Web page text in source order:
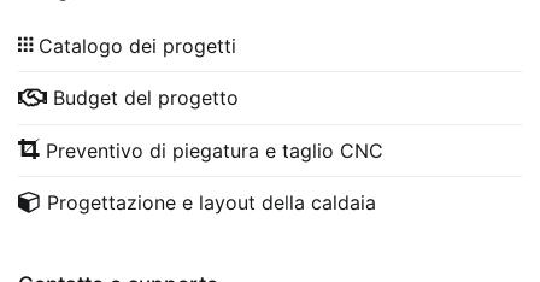
Catalogo dei progetti
Budget del progetto
Preventivo di piegatura e taglio CNC
Progettazione e layout della caldaia